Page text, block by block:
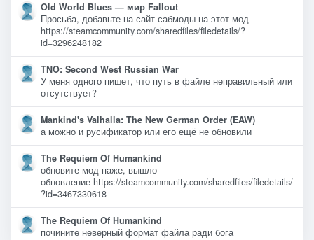
Old World Blues — мир Fallout
Просьба, добавьте на сайт сабмоды на этот мод
https://steamcommunity.com/sharedfiles/filedetails/?
id=3296248182
TNO: Second West Russian War
У меня одного пишет, что путь в файле неправильный или
отсутствует?
Mankind's Valhalla: The New German Order (EAW)
а можно и русификатор или его ещё не обновили
The Requiem Of Humankind
обновите мод паже, вышло
обновление https://steamcommunity.com/sharedfiles/filedetails/
?id=3467330618
The Requiem Of Humankind
почините неверный формат файла ради бога